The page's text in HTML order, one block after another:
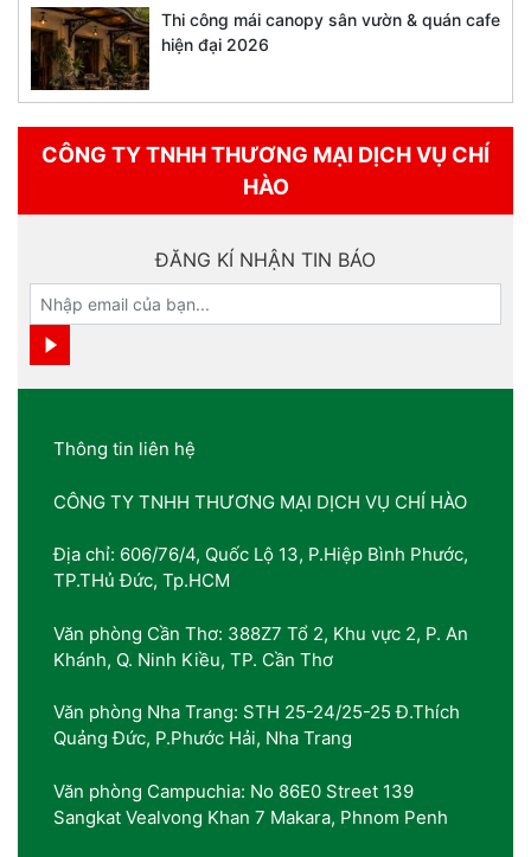
Thi công mái canopy sân vườn & quán cafe
hiện đại 2026
CÔNG TY TNHH THƯƠNG MẠI DỊCH VỤ CHÍ
HÀO
ĐĂNG KÍ NHẬN TIN BÁO
Thông tin liên hệ
CÔNG TY TNHH THƯƠNG MẠI DỊCH VỤ CHÍ HÀO
Địa chỉ: 606/76/4, Quốc Lộ 13, P.Hiệp Bình Phước,
TP.THủ Đức, Tp.HCM
Văn phòng Cần Thơ: 388Z7 Tổ 2, Khu vực 2, P. An
Khánh, Q. Ninh Kiều, TP. Cần Thơ
Văn phòng Nha Trang: STH 25-24/25-25 Đ.Thích
Quảng Đức, P.Phước Hải, Nha Trang
Văn phòng Campuchia: No 86E0 Street 139
Sangkat Vealvong Khan 7 Makara, Phnom Penh